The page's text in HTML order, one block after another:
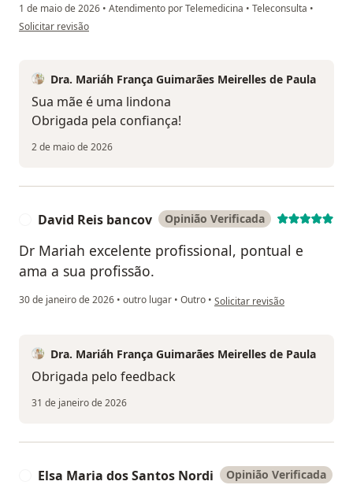
1 de maio de 2026 • Atendimento por Telemedicina • Teleconsulta •
na opinião do utilizador Marcia dos Passos Neves
Solicitar revisão
Dra. Mariáh França Guimarães Meirelles de Paula
Sua mãe é uma lindona
Obrigada pela confiança!
2 de maio de 2026
David Reis bancov Opinião Verificada
Dr Mariah excelente profissional, pontual e
ama a sua profissão.
30 de janeiro de 2026 • outro lugar • Outro • na opinião do utilizador David
Solicitar revisão
Dra. Mariáh França Guimarães Meirelles de Paula
Obrigada pelo feedback
31 de janeiro de 2026
Elsa Maria dos Santos Nordi Opinião Verificada